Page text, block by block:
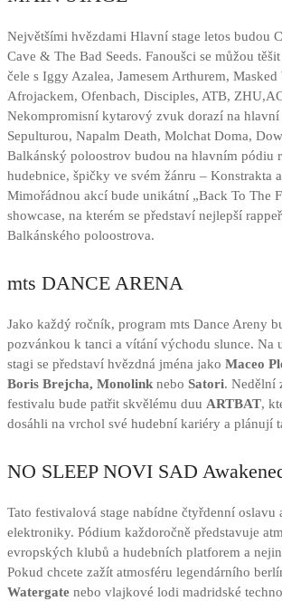
Největšími hvězdami Hlavní stage letos budou
Cave & The Bad Seeds. Fanoušci se můžou
čele s Iggy Azalea, Jamesem Arthurem, Masked
Afrojackem, Ofenbach, Disciples, ATB,
Nekompromisní kytarový zvuk dorazí na hlavní
Sepulturou, Napalm Death, Molchat Doma,
Balkánský poloostrov budou na hlavním pódiu
hudebnice, špičky ve svém žánru – Konstrakta
Mimořádnou akcí bude unikátní „Back To The
showcase, na kterém se představí nejlepší
Balkánského poloostrova.
mts DANCE ARENA
Jako každý ročník, program mts Dance Areny
pozvánkou k tanci a vítání východu slunce. Na
stagi se představí hvězdná jména jako Maceo
Boris Brejcha, Monolink nebo Satori. Nedělní
festivalu bude patřit skvělému duu ARTBAT,
dosáhli na vrchol své hudební kariéry a plánují
NO SLEEP NOVI SAD
Tato festivalová stage nabídne čtyřdenní oslavu
elektroniky. Pódium každoročně představuje
evropských klubů a hudebních platforem a
Pokud chcete zažít atmosféru legendárního
Watergate nebo vlajkové lodi madridské